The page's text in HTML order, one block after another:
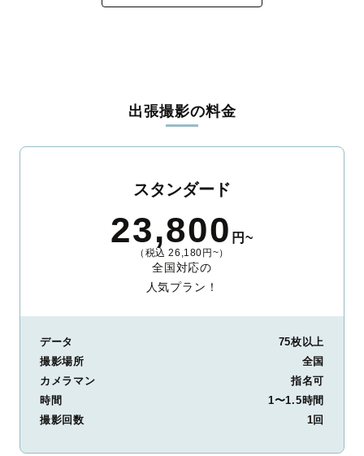
出会えます。まずは、ラブグラフの撮影事例
出張撮影の料金
スタンダード
23,800 円~
（税込 26,180円~）
全国対応の
人気プラン！
データ
75枚以上
撮影場所
全国
カメラマン
指名可
時間
1〜1.5時間
撮影回数
1回